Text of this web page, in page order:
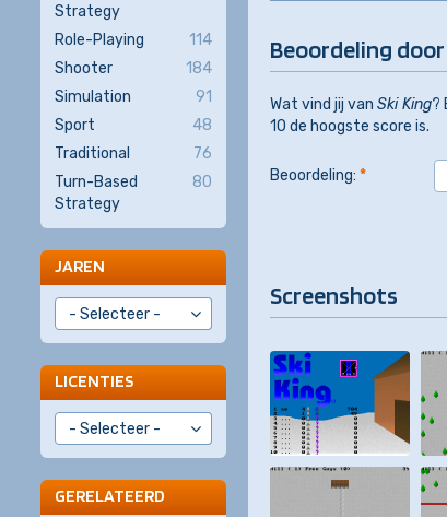
Beoordeling
Wat vind jij van Ski King?
10 de hoogste score is.
Beoordeling: *
Screenshots
Strategy
Role-Playing
114
Shooter
184
Simulation
91
Sport
48
Traditional
76
Turn-Based
Strategy
80
JAREN
LICENTIES
GERELATEERD